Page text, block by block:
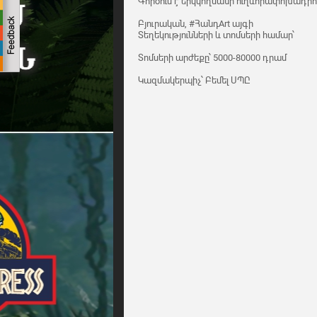
Բյուրական, #ՀանդArt այգի
Տեղեկությունների և տոմսերի համար՝
Տոմսերի արժեքը՝ 5000-80000 դրամ
Կազմակերպիչ՝ Բեմել ՍՊԸ